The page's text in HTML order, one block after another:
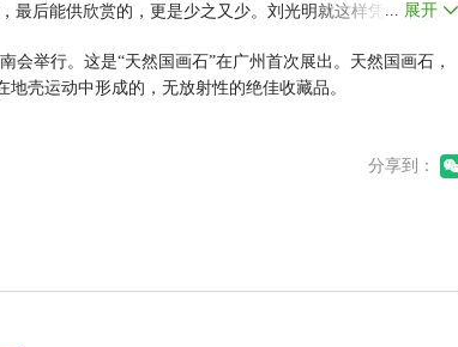
最后能供欣赏的，更是少之又少。刘光明就这样凭对石的痴
钟，似灵猴玩耍，又似僧人晚归，有工笔勾勒的线条，又
”的传统意境。
... 展开
举行。这是“天然国画石”在广州首次展出。天然国画石，
壳运动中形成的，无放射性的绝佳收藏品。
分享到：